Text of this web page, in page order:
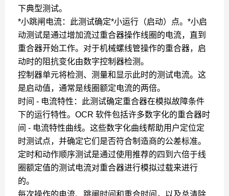
下典型测试。
*小跳闸电流：此测试确定*小运行（启动）点。*小启
动测试是通过增加流过重合器操作线圈的电流，直到
重合器开始工作。对于机械螺线管操作的重合器，启
动时的阻抗变化由数字控制器检测。
控制器单元将检测、测量和显示此时的测试电流。这
是启动值，通常是线圈额定电流的两倍。
时间 - 电流特性：此测试确定重合器在模拟故障条件
下的运行特性。OCR 软件包括许多数字化的重合器时
间 - 电流特性曲线。这些数字化曲线帮助用户定位定
时测试点，并确定它们是否符合制造商的公差标准。
定时和动作顺序测试是通过使用推荐的四到六倍于线
圈额定值的测试电流对重合器进行模拟过载来进行
的。
每次操作的电流、跳闸时间和重合时间，以及总清除